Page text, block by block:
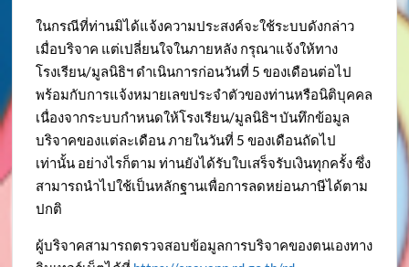
ในกรณีที่ท่านมิได้แจ้งความประสงค์จะใช้ระบบดังกล่าว
เมื่อบริจาค แต่เปลี่ยนใจในภายหลัง กรุณาแจ้งให้ทาง
โรงเรียน/มูลนิธิฯ ดำเนินการก่อนวันที่ 5 ของเดือนต่อไป
พร้อมกับการแจ้งหมายเลขประจำตัวของท่านหรือนิติบุคคล
เนื่องจากระบบกำหนดให้โรงเรียน/มูลนิธิฯ บันทึกข้อมูล
บริจาคของแต่ละเดือน ภายในวันที่ 5 ของเดือนถัดไป
เท่านั้น อย่างไรก็ตาม ท่านยังได้รับใบเสร็จรับเงินทุกครั้ง ซึ่ง
สามารถนำไปใช้เป็นหลักฐานเพื่อการลดหย่อนภาษีได้ตาม
ปกติ
ผู้บริจาคสามารถตรวจสอบข้อมูลการบริจาคของตนเองทาง